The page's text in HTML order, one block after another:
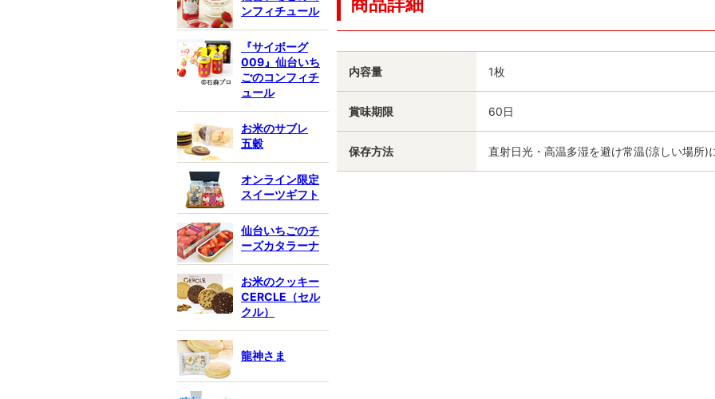
ンフィチュール
『サイボーグ
009』仙台いち
ごのコンフィチ
ュール
お米のサブレ
五穀
オンライン限定
スイーツギフト
仙台いちごのチ
ーズカタラーナ
お米のクッキー
CERCLE（セル
クル）
龍神さま
内容量 1枚
賞味期限 60日
保存方法 直射日光・高温多湿を避け常温(涼しい場所)